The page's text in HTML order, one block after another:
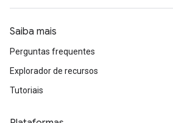
Saiba mais
Perguntas frequentes
Explorador de recursos
Tutoriais